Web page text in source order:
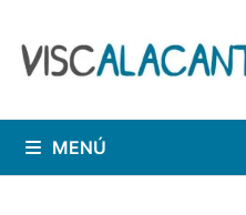
contenido
MENÚ